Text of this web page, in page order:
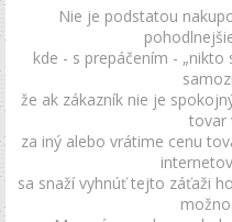
Nie je podstatou
kde - s prepáčením - „nikto
že ak zákazník nie je
tovar
za iný alebo vrátime cenu
sa snaží vyhnúť tejto záťaži